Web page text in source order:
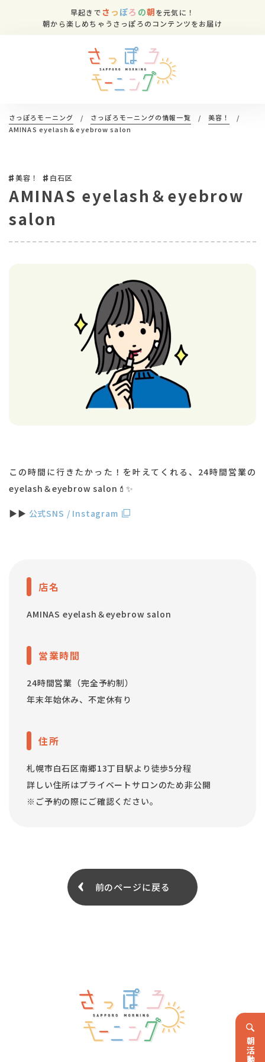
早起きでさ っ ぽろ の朝を元気に！
朝から楽しめちゃうさっぽろのコンテンツをお届け
さっぽろモーニング / さっぽろモーニングの情報一覧 / 美容！
/
AMINAS eyelash＆eyebrow salon
美容！ 白石区
AMINAS eyelash＆eyebrow
salon
この時間に行きたかった！を叶えてくれる、24時間営業の
eyelash＆eyebrow salon💄✨
▶︎▶︎ 公式SNS / Instagram
店名
AMINAS eyelash＆eyebrow salon
営業時間
24時間営業（完全予約制）
年末年始休み、不定休有り
住所
札幌市白石区南郷13丁目駅より徒歩5分程
詳しい住所はプライベートサロンのため非公開
※ご予約の際にご確認ください。
前のページに戻る